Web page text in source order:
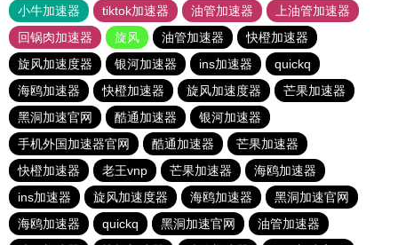
小牛加速器
tiktok加速器 油管加速器
上油管加速器
回锅肉加速器
旋风 油管加速器
快橙加速器
旋风加速度器
银河加速器 ins加速器
quickq
海鸥加速器
快橙加速器 旋风加速度器
芒果加速器
黑洞加速官网
酷通加速器
银河加速器
手机外国加速器官网
酷通加速器
芒果加速器
快橙加速器
老王vnp 芒果加速器
海鸥加速器
ins加速器
旋风加速度器 海鸥加速器
黑洞加速官网
海鸥加速器
quickq 黑洞加速官网
油管加速器